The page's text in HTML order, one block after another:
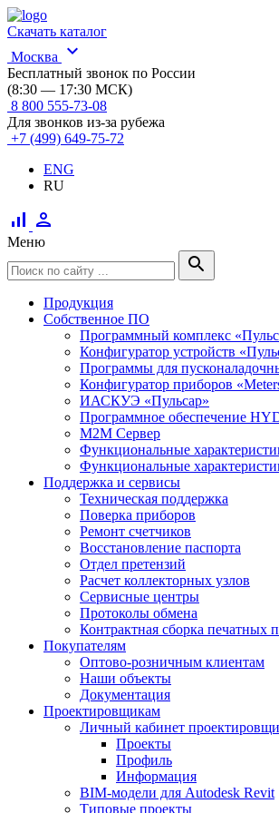
Скачать каталог
Москва
expand_more
Бесплатный звонок по России
(8:30 — 17:30 МСК)
8 800 555-73-08
Для звонков из-за рубежа
+7 (499) 649-75-72
ENG
RU
signal_cellular_alt person
Меню
search
Продукция
Собственное ПО
Программный комплекс
Конфигуратор устройств
Программы для
Конфигуратор приборов
ИАСКУЭ «Пульсар»
Программное обеспечение
M2M Сервер
Функциональные
Функциональные
Поддержка и сервисы
Техническая поддержка
Поверка приборов
Ремонт счетчиков
Восстановление паспорта
Отдел претензий
Расчет коллекторных узлов
Сервисные центры
Протоколы обмена
Контрактная сборка печатных
Покупателям
Оптово-розничным клиентам
Наши объекты
Документация
Проектировщикам
Личный кабинет
Проекты
Профиль
Информация
BIM-модели для Autodesk Revit
Типовые проекты